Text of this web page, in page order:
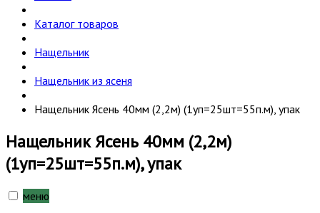
Каталог товаров
Нащельник
Нащельник из ясеня
Нащельник Ясень 40мм (2,2м) (1уп=25шт=55п.м), упак
Нащельник Ясень 40мм (2,2м)
(1уп=25шт=55п.м), упак
меню